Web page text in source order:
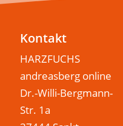
Kontakt
HARZFUCHS
andreasberg online
Dr.-Willi-Bergmann-
Str. 1a